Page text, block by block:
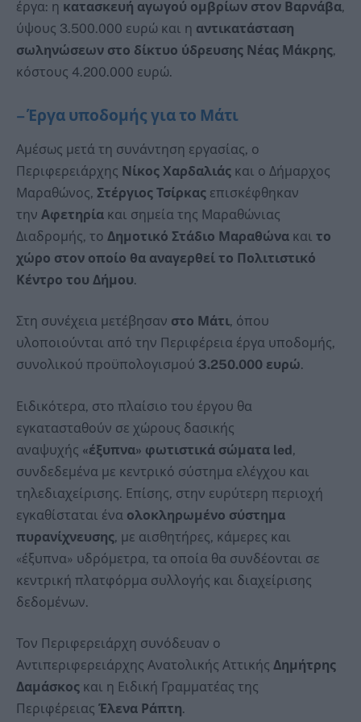
έργα: η κατασκευή αγωγού ομβρίων στον Βαρνάβα,
ύψους 3.500.000 ευρώ και η αντικατάσταση
σωληνώσεων στο δίκτυο ύδρευσης Νέας Μάκρης,
κόστους 4.200.000 ευρώ.
– Έργα υποδομής για το Μάτι
Αμέσως μετά τη συνάντηση εργασίας, ο
Περιφερειάρχης Νίκος Χαρδαλιάς και ο Δήμαρχος
Μαραθώνος, Στέργιος Τσίρκας επισκέφθηκαν
την Αφετηρία και σημεία της Μαραθώνιας
Διαδρομής, το Δημοτικό Στάδιο Μαραθώνα και το
χώρο στον οποίο θα αναγερθεί το Πολιτιστικό
Κέντρο του Δήμου.
Στη συνέχεια μετέβησαν στο Μάτι, όπου
υλοποιούνται από την Περιφέρεια έργα υποδομής,
συνολικού προϋπολογισμού 3.250.000 ευρώ.
Ειδικότερα, στο πλαίσιο του έργου θα
εγκατασταθούν σε χώρους δασικής
αναψυχής «έξυπνα» φωτιστικά σώματα led,
συνδεδεμένα με κεντρικό σύστημα ελέγχου και
τηλεδιαχείρισης. Επίσης, στην ευρύτερη περιοχή
εγκαθίσταται ένα ολοκληρωμένο σύστημα
πυρανίχνευσης, με αισθητήρες, κάμερες και
«έξυπνα» υδρόμετρα, τα οποία θα συνδέονται σε
κεντρική πλατφόρμα συλλογής και διαχείρισης
δεδομένων.
Τον Περιφερειάρχη συνόδευαν ο
Αντιπεριφερειάρχης Ανατολικής Αττικής Δημήτρης
Δαμάσκος και η Ειδική Γραμματέας της
Περιφέρειας Έλενα Ράπτη.